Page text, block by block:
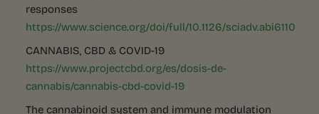
responses
https://www.science.org/doi/full/10.1126/sciadv.abi6110
CANNABIS, CBD & COVID-19
https://www.projectcbd.org/es/dosis-de-
cannabis/cannabis-cbd-covid-19
The cannabinoid system and immune modulation